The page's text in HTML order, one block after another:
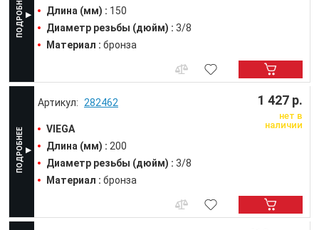
Длина (мм) : 150
Диаметр резьбы (дюйм) : 3/8
Материал : бронза
282462
VIEGA
Длина (мм) : 200
Диаметр резьбы (дюйм) : 3/8
Материал : бронза
1 427 р.
нет в
наличии